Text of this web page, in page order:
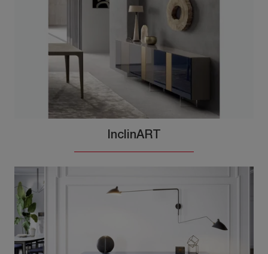
InclinART